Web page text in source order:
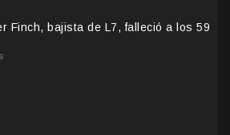
Finch, bajista de L7, falleció a los 59